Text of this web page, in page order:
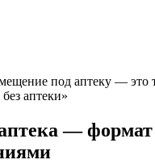
под аптеку — это
аптеки»
—